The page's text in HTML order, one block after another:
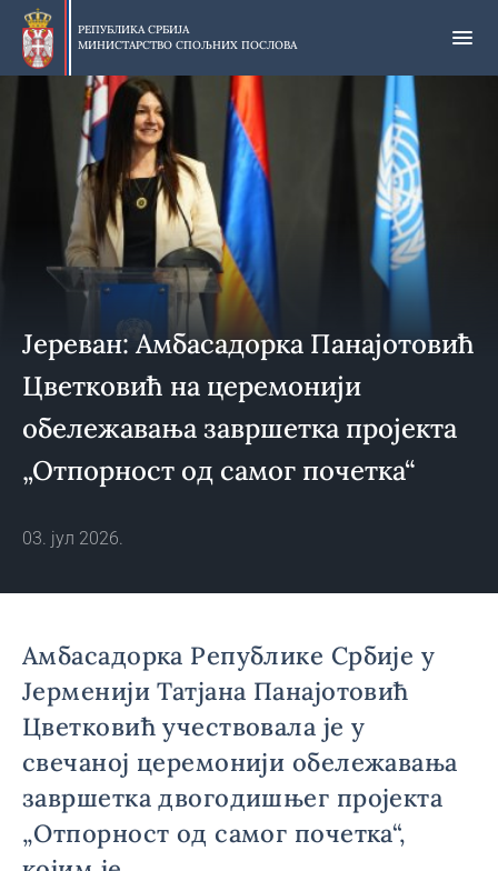
Прескочи
главни
део
РЕПУБЛИКА СРБИЈА
МИНИСТАРСТВО СПОЉНИХ ПОСЛОВА
Јереван: Амбасадорка Панајотовић
Цветковић на церемонији
обележавања завршетка пројекта
„Отпорност од самог почетка“
03. јул 2026.
Амбасадорка Републике Србије у
Јерменији Татјана Панајотовић
Цветковић учествовала је у
свечаној церемонији обележавања
завршетка двогодишњег пројекта
„Отпорност од самог почетка“,